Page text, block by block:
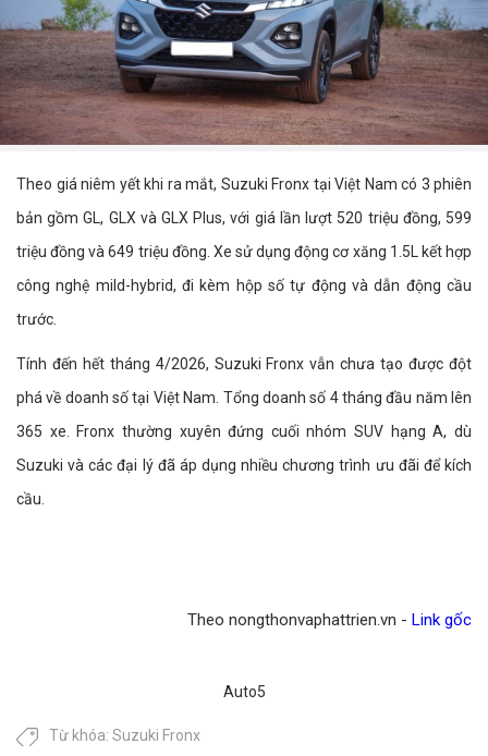
Theo giá niêm yết khi ra mắt, Suzuki Fronx tại Việt Nam có 3 phiên
bản gồm GL, GLX và GLX Plus, với giá lần lượt 520 triệu đồng, 599
triệu đồng và 649 triệu đồng. Xe sử dụng động cơ xăng 1.5L kết hợp
công nghệ mild-hybrid, đi kèm hộp số tự động và dẫn động cầu
trước.
Tính đến hết tháng 4/2026, Suzuki Fronx vẫn chưa tạo được đột
phá về doanh số tại Việt Nam. Tổng doanh số 4 tháng đầu năm lên
365 xe. Fronx thường xuyên đứng cuối nhóm SUV hạng A, dù
Suzuki và các đại lý đã áp dụng nhiều chương trình ưu đãi để kích
cầu.
Theo nongthonvaphattrien.vn - Link gốc
Auto5
Từ khóa: Suzuki Fronx